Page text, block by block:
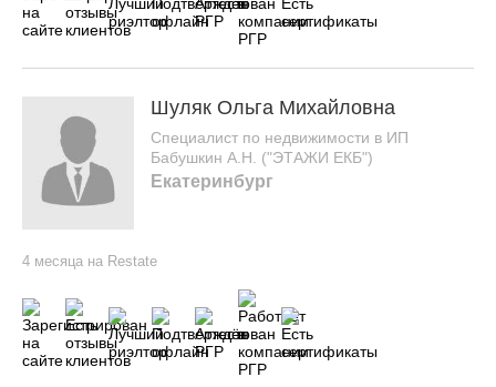
Шуляк Ольга Михайловна
Специалист по недвижимости в ИП
Бабушкин А.Н. ("ЭТАЖИ ЕКБ")
Екатеринбург
4 месяца на Restate